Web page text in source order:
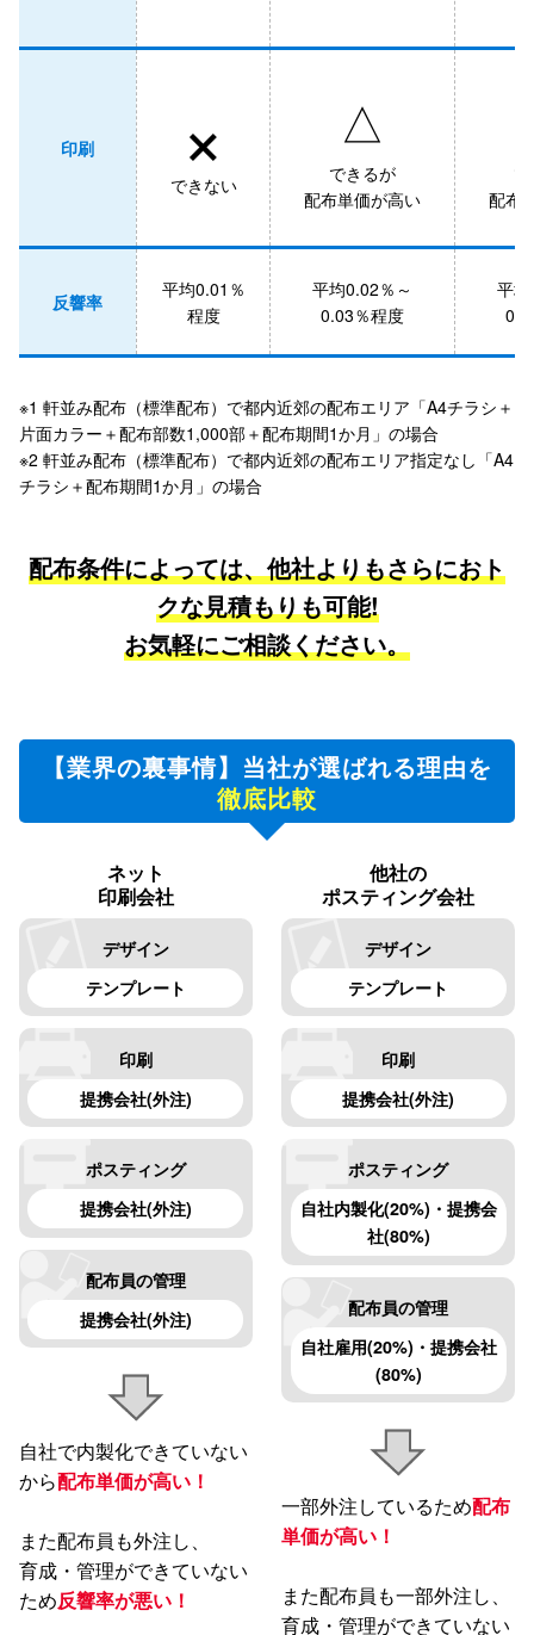
印刷 ×
できない
△
できるが
配布単価が高い
配布
反響率
平均0.01％
程度
平均0.02％～
0.03％程度
平
※1 軒並み配布（標準配布）で都内近郊の配布エリア「A4チラシ＋
片面カラー＋配布部数1,000部＋配布期間1か月」の場合
※2 軒並み配布（標準配布）で都内近郊の配布エリア指定なし「A4
チラシ＋配布期間1か月」の場合
配布条件によっては、他社よりもさらにおト
クな見積もりも可能!
お気軽にご相談ください。
【業界の裏事情】当社が選ばれる理由を
徹底比較
ネット
印刷会社
デザイン
テンプレート
印刷
提携会社(外注)
ポスティング
提携会社(外注)
配布員の管理
提携会社(外注)
自社で内製化できていない
から配布単価が高い！
また配布員も外注し、
育成・管理ができていない
ため反響率が悪い！
他社の
ポスティング会社
デザイン
テンプレート
印刷
提携会社(外注)
ポスティング
自社内製化(20%)・提携会
社(80%)
配布員の管理
自社雇用(20%)・提携会社
(80%)
一部外注しているため配布
単価が高い！
また配布員も一部外注し、
育成・管理ができていない